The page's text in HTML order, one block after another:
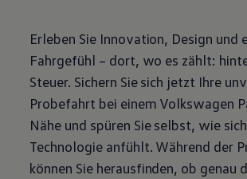
Erleben Sie Innovation, Design und
Fahrgefühl – dort, wo es zählt:
Steuer. Sichern Sie sich jetzt Ihre
Probefahrt bei einem Volkswagen
Nähe und spüren Sie selbst, wie
Technologie anfühlt. Während der
können Sie herausfinden, ob genau